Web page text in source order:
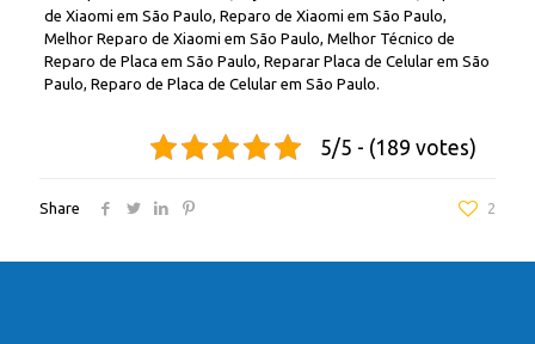
de Xiaomi em São Paulo, Reparo de Xiaomi em São Paulo,
Melhor Reparo de Xiaomi em São Paulo, Melhor Técnico de
Reparo de Placa em São Paulo, Reparar Placa de Celular em São
Paulo, Reparo de Placa de Celular em São Paulo.
5/5 - (189 votes)
Share 2